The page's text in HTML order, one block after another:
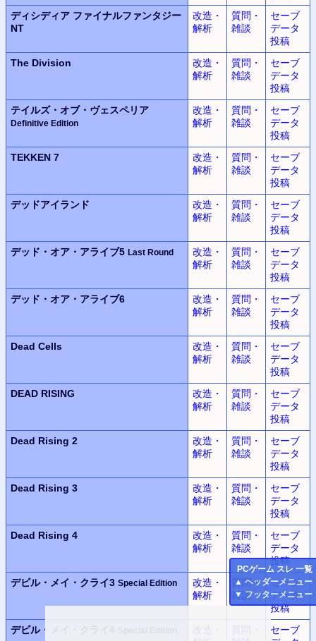
PCゲーム スレ 一覧
▲ ヘッダーメニュー
▼ フッターメニュー
ディシディア ファイナルファンタジー
NT
改造・
解析
質問・
雑談
セーブ
データ
投稿
The Division
改造・
解析
質問・
雑談
セーブ
データ
投稿
テイルズ・オブ・ヴェスペリア
Definitive Edition
改造・
解析
質問・
雑談
セーブ
データ
投稿
TEKKEN 7
改造・
解析
質問・
雑談
セーブ
データ
投稿
デッドアイランド
改造・
解析
質問・
雑談
セーブ
データ
投稿
デッド・オア・アライブ5 Last Round
改造・
解析
質問・
雑談
セーブ
データ
投稿
デッド・オア・アライブ6
改造・
解析
質問・
雑談
セーブ
データ
投稿
Dead Cells
改造・
解析
質問・
雑談
セーブ
データ
投稿
DEAD RISING
改造・
解析
質問・
雑談
セーブ
データ
投稿
Dead Rising 2
改造・
解析
質問・
雑談
セーブ
データ
投稿
Dead Rising 3
改造・
解析
質問・
雑談
セーブ
データ
投稿
Dead Rising 4
改造・
解析
質問・
雑談
セーブ
データ
投稿
デビル・メイ・クライ3 Special Edition
改造・
解析
質問・
雑談
セーブ
データ
投稿
デビル・メイ・クライ4
改造・
質問・
セーブ